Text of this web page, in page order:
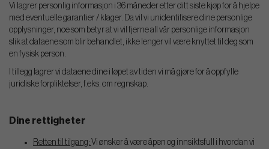
Vi lagrer personlig informasjon i 36 måneder etter ditt siste kjøp for å hjelpe
med eventuelle garantier / klager. Da vil vi unidentifisere dine personlige
opplysninger, noe som betyr at vi vil fjerne all vår personlige informasjon
slik at dataene som blir behandlet, ikke lenger vil være knyttet til deg som
en fysisk person.
I tillegg lagrer vi dataene dine i løpet av tiden vi må gjøre for å oppfylle
juridiske forpliktelser, f.eks. om regnskap.
Dine rettigheter
Retten til tilgang: Vi ønsker å være åpen og innsiktsfull i hvordan vi